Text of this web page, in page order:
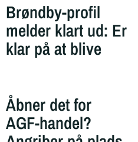
Brøndby-profil
melder klart ud: Er
klar på at blive
Åbner det for
AGF-handel?